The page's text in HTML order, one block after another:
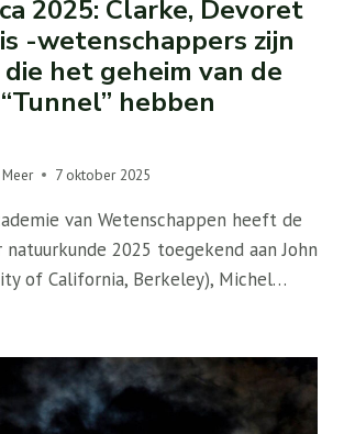
2025: Clarke, Devoret
-wetenschappers zijn
het geheim van de
hebben
7 oktober 2025
van Wetenschappen heeft de
2025 toegekend aan John
of California, Berkeley), Michel…